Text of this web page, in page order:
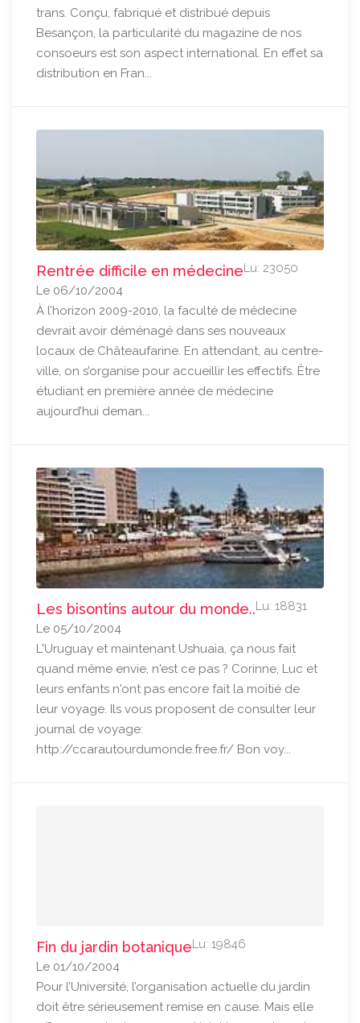
trans. Conçu, fabriqué et distribué depuis
Besançon, la particularité du magazine de nos
consoeurs est son aspect international. En effet sa
distribution en Fran...
Rentrée difficile en médecineLu: 23050
Le 06/10/2004
À l’horizon 2009-2010, la faculté de médecine
devrait avoir déménagé dans ses nouveaux
locaux de Châteaufarine. En attendant, au centre-
ville, on s’organise pour accueillir les effectifs. Être
étudiant en première année de médecine
aujourd’hui deman...
Les bisontins autour du monde..Lu: 18831
Le 05/10/2004
L'Uruguay et maintenant Ushuaia, ça nous fait
quand même envie, n'est ce pas ? Corinne, Luc et
leurs enfants n'ont pas encore fait la moitié de
leur voyage. Ils vous proposent de consulter leur
journal de voyage:
http://ccarautourdumonde.free.fr/ Bon voy...
Fin du jardin botaniqueLu: 19846
Le 01/10/2004
Pour l’Université, l’organisation actuelle du jardin
doit être sérieusement remise en cause. Mais elle